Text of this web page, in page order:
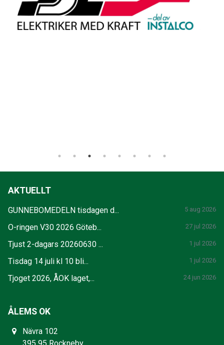
AKTUELLT
GUNNEBOMEDELN tisdagen d... 5 aug 2026
O-ringen V30 2026 Göteb... 27 jul 2026
Tjust 2-dagars 20260630 ... 1 jul 2026
Tisdag 14 juli kl 10 bli... 1 jul 2026
Tjoget 2026, ÅOK laget,... 24 jun 2026
ÅLEMS OK
Nävra 102